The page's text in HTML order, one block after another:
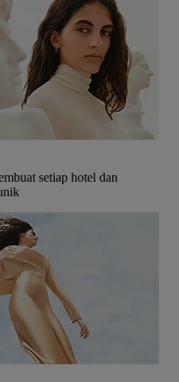
setiap hotel dan